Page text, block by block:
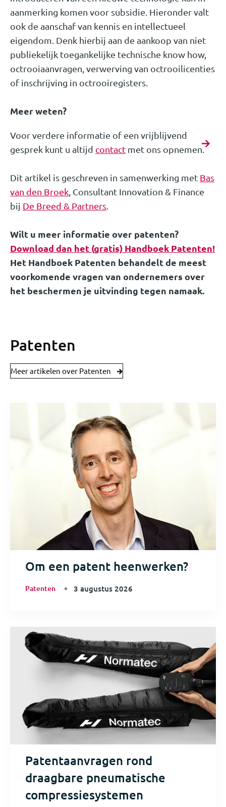
aanmerking komen voor subsidie. Hieronder valt
ook de aanschaf van kennis en intellectueel
eigendom. Denk hierbij aan de aankoop van niet
publiekelijk toegankelijke technische know how,
octrooiaanvragen, verwerving van octrooilicenties
of inschrijving in octrooiregisters.
Meer weten?
Voor verdere informatie of een vrijblijvend
gesprek kunt u altijd contact met ons opnemen.
Dit artikel is geschreven in samenwerking met Bas
van den Broek , Consultant Innovation & Finance
bij De Breed & Partners
Wilt u meer informatie over patenten?
Download dan het (gratis) Handboek Patenten!
Het Handboek Patenten behandelt de meest
voorkomende vragen van ondernemers over
het beschermen je uitvinding tegen namaak.
Patenten
Meer artikelen over Patenten
Om een patent heenwerken?
Patenten 3 augustus 2026
Patentaanvragen rond
draagbare pneumatische
compressiesystemen